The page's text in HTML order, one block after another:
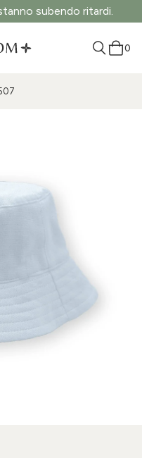
subendo ritardi.
0